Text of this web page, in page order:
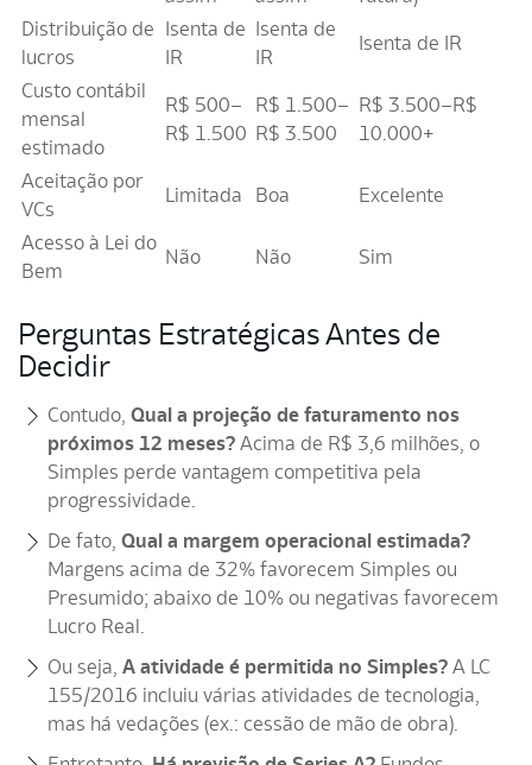
Distribuição de
lucros
Isenta de
IR
Isenta de
IR
Isenta de IR
Custo contábil
mensal
estimado
R$ 500–
R$ 1.500
R$ 1.500–
R$ 3.500
R$ 3.500–R$
10.000+
Aceitação por
VCs
Limitada Boa
Excelente
Acesso à Lei do
Bem
Não Não Sim
Perguntas Estratégicas Antes de
Decidir
Contudo, Qual a projeção de faturamento nos
próximos 12 meses? Acima de R$ 3,6 milhões, o
Simples perde vantagem competitiva pela
progressividade.
De fato, Qual a margem operacional estimada?
Margens acima de 32% favorecem Simples ou
Presumido; abaixo de 10% ou negativas favorecem
Lucro Real.
Ou seja, A atividade é permitida no Simples? A LC
155/2016 incluiu várias atividades de tecnologia,
mas há vedações (ex.: cessão de mão de obra).